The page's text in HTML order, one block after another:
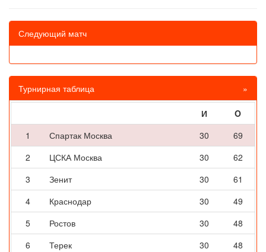
Следующий матч
Турнирная таблица »
И
O
1
Спартак Москва 30
69
2
ЦСКА Москва 30
62
3
Зенит 30
61
4
Краснодар 30
49
5
Ростов 30
48
6
Терек 30
48